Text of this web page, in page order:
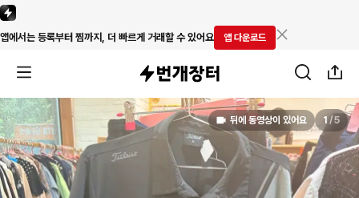
앱에서는 등록부터 찜까지, 더 빠르게 거래할 수 있어요 앱 다운로드
뒤에 동영상이 있어요 1 /5